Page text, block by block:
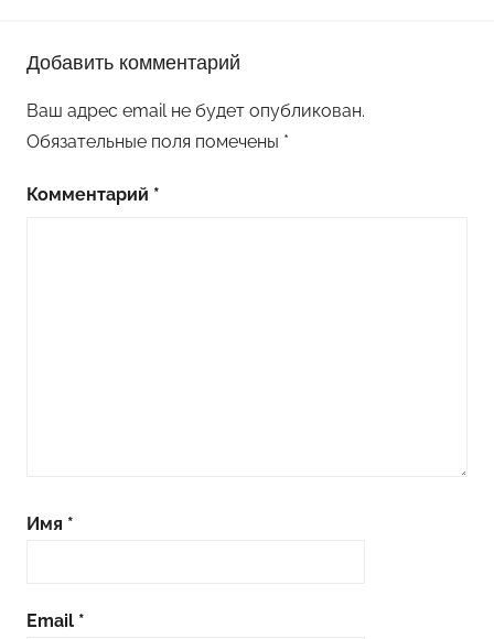
Добавить комментарий
Ваш адрес email не будет опубликован.
Обязательные поля помечены *
Комментарий *
Имя *
Email *